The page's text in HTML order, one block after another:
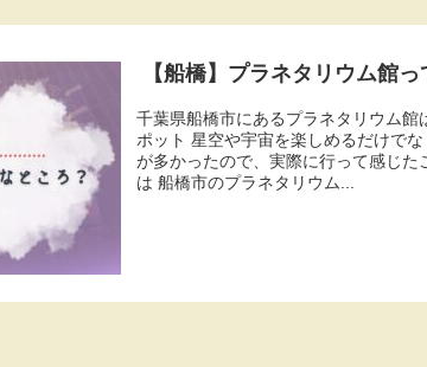
【船橋】プラネタリウム館
千葉県船橋市にあるプラネタリウム
ポット 星空や宇宙を楽しめるだけで
が多かったので、実際に行って感じた
は 船橋市のプラネタリウム...